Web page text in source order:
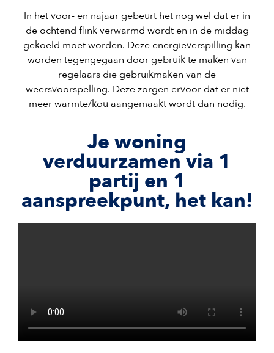
In het voor- en najaar gebeurt het nog wel dat er in
de ochtend flink verwarmd wordt en in de middag
gekoeld moet worden. Deze energieverspilling kan
worden tegengegaan door gebruik te maken van
regelaars die gebruikmaken van de
weersvoorspelling. Deze zorgen ervoor dat er niet
meer warmte/kou aangemaakt wordt dan nodig.
Je woning
verduurzamen via 1
partij en 1
aanspreekpunt, het kan!